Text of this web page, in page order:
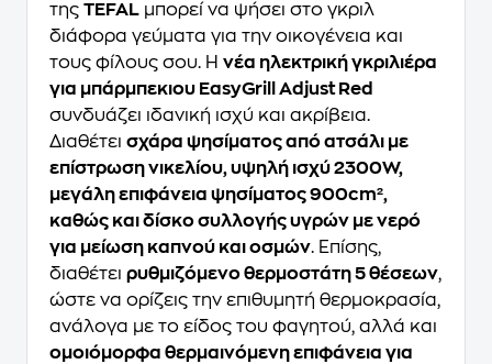
της TEFAL μπορεί να ψήσει στο γκριλ
διάφορα γεύματα για την οικογένεια και
τους φίλους σου. Η νέα ηλεκτρική γκριλιέρα
για μπάρμπεκιου EasyGrill Adjust Red
συνδυάζει ιδανική ισχύ και ακρίβεια.
Διαθέτει σχάρα ψησίματος από ατσάλι με
επίστρωση νικελίου, υψηλή ισχύ 2300W,
μεγάλη επιφάνεια ψησίματος 900cm²,
καθώς και δίσκο συλλογής υγρών με νερό
για μείωση καπνού και οσμών. Επίσης,
διαθέτει ρυθμιζόμενο θερμοστάτη 5 θέσεων,
ώστε να ορίζεις την επιθυμητή θερμοκρασία,
ανάλογα με το είδος του φαγητού, αλλά και
ομοιόμορφα θερμαινόμενη επιφάνεια για